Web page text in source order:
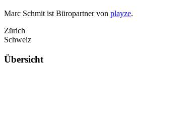
Marc Schmit ist Büropartner von playze.
Zürich
Schweiz
Übersicht